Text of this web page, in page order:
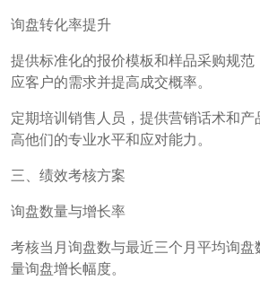
询盘转化率提升
提供标准化的报价模板和样品采购规
应客户的需求并提高成交概率。
定期培训销售人员，提供营销话术和
高他们的专业水平和应对能力。
三、绩效考核方案
询盘数量与增长率
考核当月询盘数与最近三个月平均询
量询盘增长幅度。